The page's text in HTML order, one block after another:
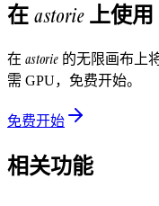
在 astorie上使用
在 astorie 的无限画布上
需 GPU，免费开始。
免费开始
相关功能